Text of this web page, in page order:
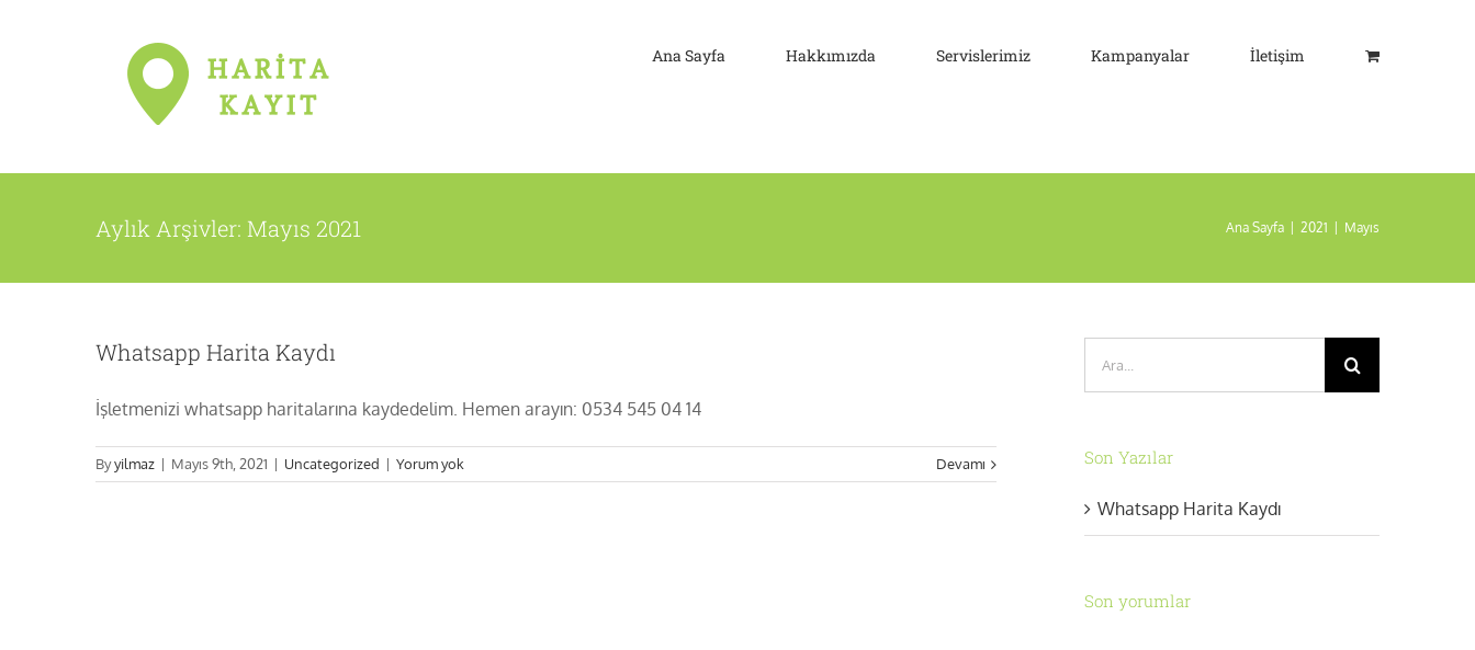
Ana Sayfa Hakkımızda Servislerimiz Kampanyalar İletişim
Aylık Arşivler: Mayıs 2021 Ana Sayfa 2021 Mayıs
Whatsapp Harita Kaydı
İşletmenizi whatsapp haritalarına kaydedelim. Hemen arayın: 0534 545 04 14
Byyilmaz | Mayıs 9th, 2021 | Uncategorized | Yorum yok Devamı Son Yazılar
Whatsapp Harita Kaydı
Son yorumlar